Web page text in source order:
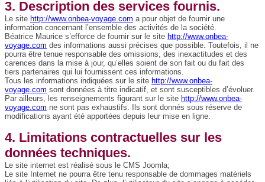
3. Description des services fournis.
Le site http://www.onbea-voyage.com a pour objet de fournir une
information concernant l’ensemble des activités de la société.
Béatrice Maurice s’efforce de fournir sur le site http://www.onbea-
voyage.com des informations aussi précises que possible. Toutefois, il ne
pourra être tenue responsable des omissions, des inexactitudes et des
carences dans la mise à jour, qu’elles soient de son fait ou du fait des
tiers partenaires qui lui fournissent ces informations.
Tous les informations indiquées sur le site http://www.onbea-
voyage.com sont données à titre indicatif, et sont susceptibles d’évoluer.
Par ailleurs, les renseignements figurant sur le site http://www.onbea-
voyage.com ne sont pas exhaustifs. Ils sont donnés sous réserve de
modifications ayant été apportées depuis leur mise en ligne.
4. Limitations contractuelles sur les
données techniques.
Le site internet est réalisé sous le CMS Joomla;
Le site Internet ne pourra être tenu responsable de dommages matériels